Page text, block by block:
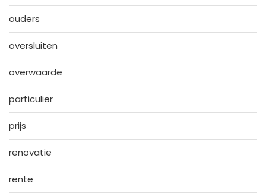
ouders
oversluiten
overwaarde
particulier
prijs
renovatie
rente